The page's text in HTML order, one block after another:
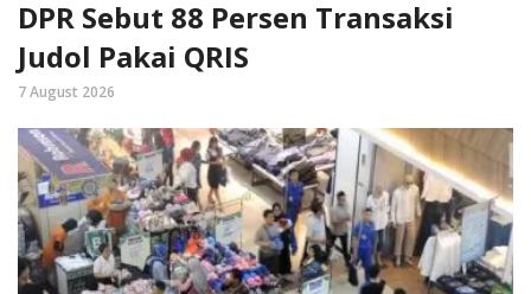
DPR Sebut 88 Persen Transaksi
Judol Pakai QRIS
7 August 2026